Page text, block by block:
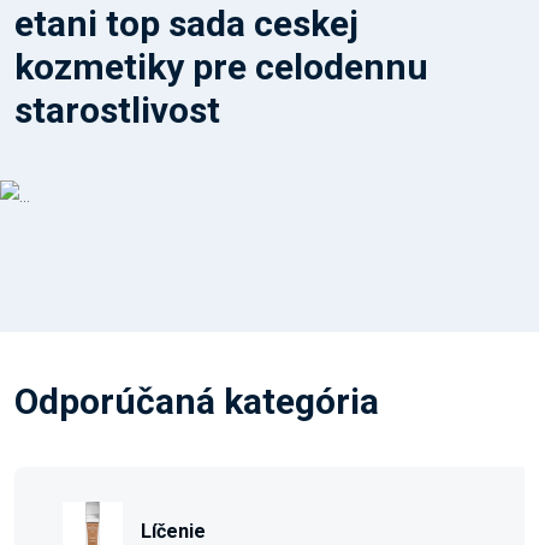
etani top sada ceskej
kozmetiky pre celodennu
starostlivost
Odporúčaná kategória
Líčenie